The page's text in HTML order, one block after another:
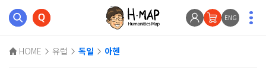
ENG
HOME 유럽 독일 아헨